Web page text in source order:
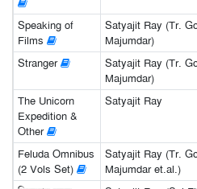
Speaking of
Films
Satyajit Ray (Tr.
Majumdar)
Stranger
Satyajit Ray (Tr.
Majumdar)
The Unicorn
Expedition &
Other
Satyajit Ray
Feluda Omnibus
(2 Vols Set)
Satyajit Ray (Tr.
Majumdar et.al.)